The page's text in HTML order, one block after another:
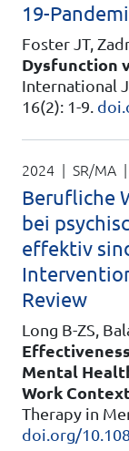
19-
Foster JT,
Dysfunction
International
16(2): 1-9.
2024 | SR/MA
Berufliche
bei
effektiv
Review
Long B-ZS,
Mental
Work
Therapy in
doi.org/